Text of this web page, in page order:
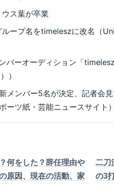
ス葉が卒業
ープ名をtimeleszに改名（
バーオーディション「
）
メンバー5名が決定、記者会
ーツ紙・芸能ニュースサイト
何をした？辞任理由や
原因、現在の活動、家
二刀
の3